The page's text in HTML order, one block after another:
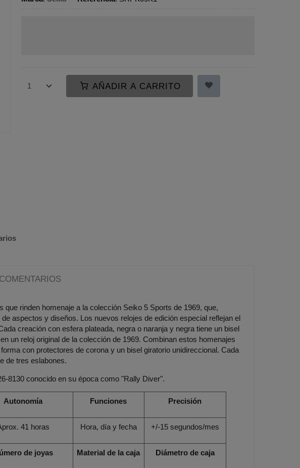
AÑADIR A CARRITO
COMENTARIOS
rinden homenaje a la colección Seiko 5 Sports de 1969, que,
aspectos y diseños. Los nuevos relojes de edición especial reflejan el
creación con esfera plateada, negra o naranja y negra tiene un bisel
un reloj original de la colección de 1969. Combinan estos homenajes
con protectores de corona y un bisel giratorio unidireccional. Cada
de tres eslabones.
8130 conocido en su época como "Rally Diver".
Autonomía Funciones Precisión
41 horas Hora, día y fecha +/-15 segundos/mes
de joyas Material de la caja Diámetro de caja